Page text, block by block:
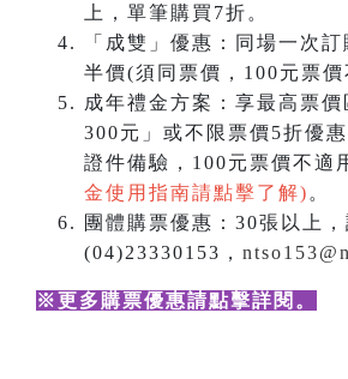
上，單筆購買7折。
「成雙」優惠：同場一次
半價(須同票價，100元票價
成年禮金方案：享最高票價
300元」或不限票價5折優
證件備驗，100元票價不適
金使用指南請點擊了解) 。
團體購票優惠：30張以上
(04)23330153，
※更多購票優惠請點擊詳閱 。